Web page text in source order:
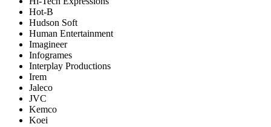
Hot-B
Hudson Soft
Human Entertainment
Imagineer
Infogrames
Interplay Productions
Irem
Jaleco
JVC
Kemco
Koei